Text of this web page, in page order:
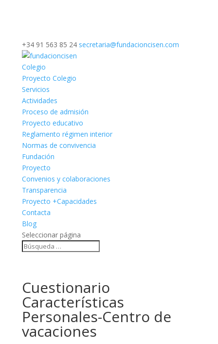
+34 91 563 85 24 secretaria@fundacioncisen.com
Colegio
Proyecto Colegio
Servicios
Actividades
Proceso de admisión
Proyecto educativo
Reglamento régimen interior
Normas de convivencia
Fundación
Proyecto
Convenios y colaboraciones
Transparencia
Proyecto +Capacidades
Contacta
Blog
Seleccionar página
Cuestionario
Características
Personales-Centro de
vacaciones